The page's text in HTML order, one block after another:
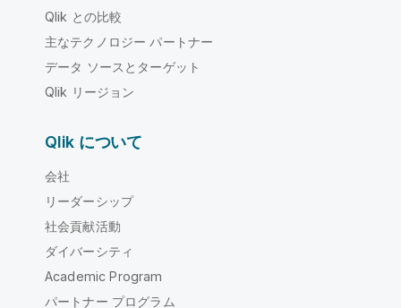
Qlik との比較
主なテクノロジー パートナー
データ ソースとターゲット
Qlik リージョン
Qlik について
会社
リーダーシップ
社会貢献活動
ダイバーシティ
Academic Program
パートナー プログラム